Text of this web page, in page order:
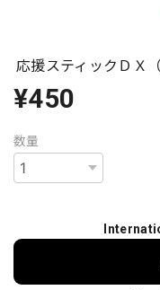
応援スティックＤＸ
¥450
数量